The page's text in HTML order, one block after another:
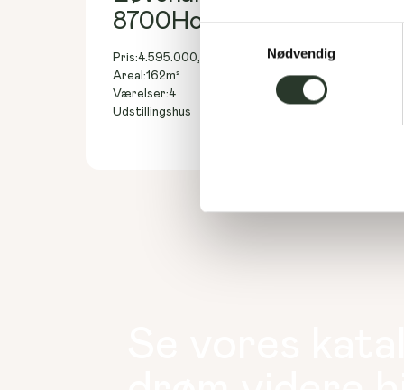
Samtykkevalg
Nødvendig
8700Horsens
Pris:4.595.000,-
Areal:162m²
Værelser:4
Udstillingshus